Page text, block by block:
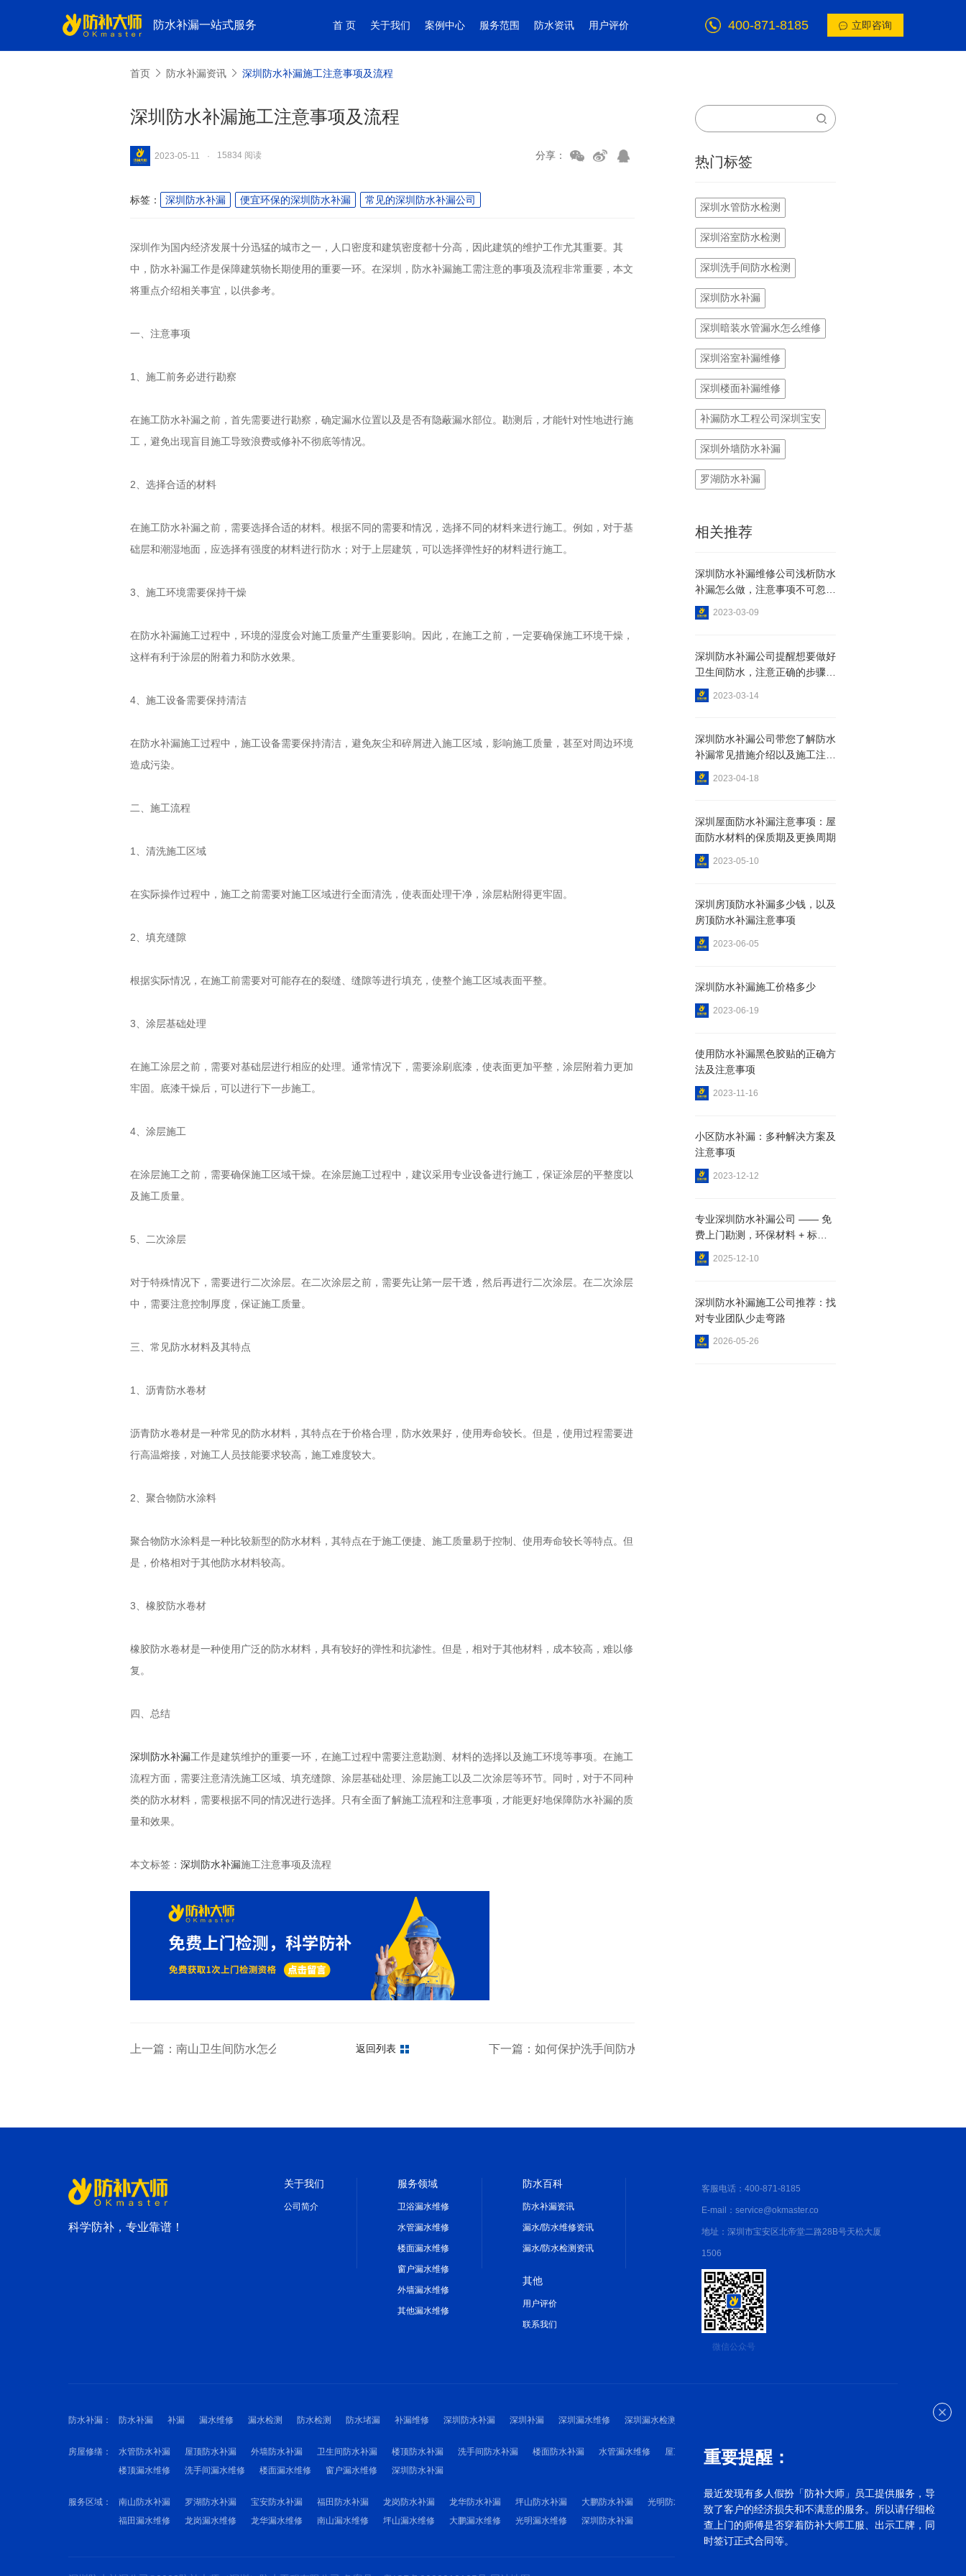
防水补漏一站式服务 首 页 关于我们 案例中心 服务范围 防水资讯 用户评价 400-871-8185 立即咨询
首页 防水补漏资讯 深圳防水补漏施工注意事项及流程
深圳防水补漏施工注意事项及流程
2023-05-11 · 15834 阅读 分享：
标签： 深圳防水补漏 便宜环保的深圳防水补漏 常见的深圳防水补漏公司
深圳作为国内经济发展十分迅猛的城市之一，人口密度和建筑密度都十分高，因此建筑的维护工作尤其重要。其
中，防水补漏工作是保障建筑物长期使用的重要一环。在深圳，防水补漏施工需注意的事项及流程非常重要，本文
将重点介绍相关事宜，以供参考。
一、注意事项
1、施工前务必进行勘察
在施工防水补漏之前，首先需要进行勘察，确定漏水位置以及是否有隐蔽漏水部位。勘测后，才能针对性地进行施
工，避免出现盲目施工导致浪费或修补不彻底等情况。
2、选择合适的材料
在施工防水补漏之前，需要选择合适的材料。根据不同的需要和情况，选择不同的材料来进行施工。例如，对于基
础层和潮湿地面，应选择有强度的材料进行防水；对于上层建筑，可以选择弹性好的材料进行施工。
3、施工环境需要保持干燥
在防水补漏施工过程中，环境的湿度会对施工质量产生重要影响。因此，在施工之前，一定要确保施工环境干燥，
这样有利于涂层的附着力和防水效果。
4、施工设备需要保持清洁
在防水补漏施工过程中，施工设备需要保持清洁，避免灰尘和碎屑进入施工区域，影响施工质量，甚至对周边环境
造成污染。
二、施工流程
1、清洗施工区域
在实际操作过程中，施工之前需要对施工区域进行全面清洗，使表面处理干净，涂层粘附得更牢固。
2、填充缝隙
根据实际情况，在施工前需要对可能存在的裂缝、缝隙等进行填充，使整个施工区域表面平整。
3、涂层基础处理
在施工涂层之前，需要对基础层进行相应的处理。通常情况下，需要涂刷底漆，使表面更加平整，涂层附着力更加
牢固。底漆干燥后，可以进行下一步施工。
4、涂层施工
在涂层施工之前，需要确保施工区域干燥。在涂层施工过程中，建议采用专业设备进行施工，保证涂层的平整度以
及施工质量。
5、二次涂层
对于特殊情况下，需要进行二次涂层。在二次涂层之前，需要先让第一层干透，然后再进行二次涂层。在二次涂层
中，需要注意控制厚度，保证施工质量。
三、常见防水材料及其特点
1、沥青防水卷材
沥青防水卷材是一种常见的防水材料，其特点在于价格合理，防水效果好，使用寿命较长。但是，使用过程需要进
行高温熔接，对施工人员技能要求较高，施工难度较大。
2、聚合物防水涂料
聚合物防水涂料是一种比较新型的防水材料，其特点在于施工便捷、施工质量易于控制、使用寿命较长等特点。但
是，价格相对于其他防水材料较高。
3、橡胶防水卷材
橡胶防水卷材是一种使用广泛的防水材料，具有较好的弹性和抗渗性。但是，相对于其他材料，成本较高，难以修
复。
四、总结
深圳防水补漏工作是建筑维护的重要一环，在施工过程中需要注意勘测、材料的选择以及施工环境等事项。在施工
流程方面，需要注意清洗施工区域、填充缝隙、涂层基础处理、涂层施工以及二次涂层等环节。同时，对于不同种
类的防水材料，需要根据不同的情况进行选择。只有全面了解施工流程和注意事项，才能更好地保障防水补漏的质
量和效果。
本文标签：深圳防水补漏施工注意事项及流程
上一篇：南山卫生间防水怎么处理 返回列表 下一篇：如何保护洗手间防水层的长期维护，深圳防水补漏服务
热门标签
深圳水管防水检测
深圳浴室防水检测
深圳洗手间防水检测
深圳防水补漏
深圳暗装水管漏水怎么维修
深圳浴室补漏维修
深圳楼面补漏维修
补漏防水工程公司深圳宝安
深圳外墙防水补漏
罗湖防水补漏
相关推荐
深圳防水补漏维修公司浅析防水
补漏怎么做，注意事项不可忽
视!
2023-03-09
深圳防水补漏公司提醒想要做好
卫生间防水，注意正确的步骤和
注意事项
2023-03-14
深圳防水补漏公司带您了解防水
补漏常见措施介绍以及施工注意
事项说明
2023-04-18
深圳屋面防水补漏注意事项：屋
面防水材料的保质期及更换周期
2023-05-10
深圳房顶防水补漏多少钱，以及
房顶防水补漏注意事项
2023-06-05
深圳防水补漏施工价格多少
2023-06-19
使用防水补漏黑色胶贴的正确方
法及注意事项
2023-11-16
小区防水补漏：多种解决方案及
注意事项
2023-12-12
专业深圳防水补漏公司 —— 免
费上门勘测，环保材料 + 标准
化施工
2025-12-10
深圳防水补漏施工公司推荐：找
对专业团队少走弯路
2026-05-26
科学防补，专业靠谱！
关于我们
公司简介
服务领域
卫浴漏水维修
水管漏水维修
楼面漏水维修
窗户漏水维修
外墙漏水维修
其他漏水维修
防水百科
防水补漏资讯
漏水/防水维修资讯
漏水/防水检测资讯
其他
用户评价
联系我们
客服电话：400-871-8185
E-mail：service@okmaster.co
地址：深圳市宝安区北帝堂二路28B号天松大厦
1506
微信公众号
防水补漏： 防水补漏 补漏 漏水维修 漏水检测 防水检测 防水堵漏 补漏维修 深圳防水补漏 深圳补漏 深圳漏水维修 深圳漏水检测
房屋修缮： 水管防水补漏 屋顶防水补漏 外墙防水补漏 卫生间防水补漏 楼顶防水补漏 洗手间防水补漏 楼面防水补漏 水管漏水维修 屋顶漏水维修 外墙漏水维修
楼顶漏水维修
洗手间漏水维修 楼面漏水维修 窗户漏水维修 深圳防水补漏
服务区域： 南山防水补漏 罗湖防水补漏 宝安防水补漏 福田防水补漏 龙岗防水补漏 龙华防水补漏 坪山防水补漏 大鹏防水补漏 光明防水补漏 罗湖漏水维修
宝安漏水维修
福田漏水维修
龙岗漏水维修 龙华漏水维修 南山漏水维修 坪山漏水维修 大鹏漏水维修 光明漏水维修 深圳防水补漏
重要提醒：
最近发现有多人假扮「防补大师」员工提供服务，导
致了客户的经济损失和不满意的服务。所以请仔细检
查上门的师傅是否穿着防补大师工服、出示工牌，同
时签订正式合同等。